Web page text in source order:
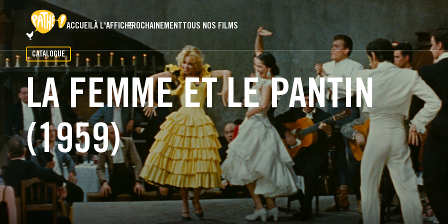
PASSER AU CONTENU PRINCIPAL
ACCUEILÀ L'AFFICHEPROCHAINEMENTTOUS NOS FILMS
CATALOGUE
LA FEMME ET LE PANTIN
(1959)